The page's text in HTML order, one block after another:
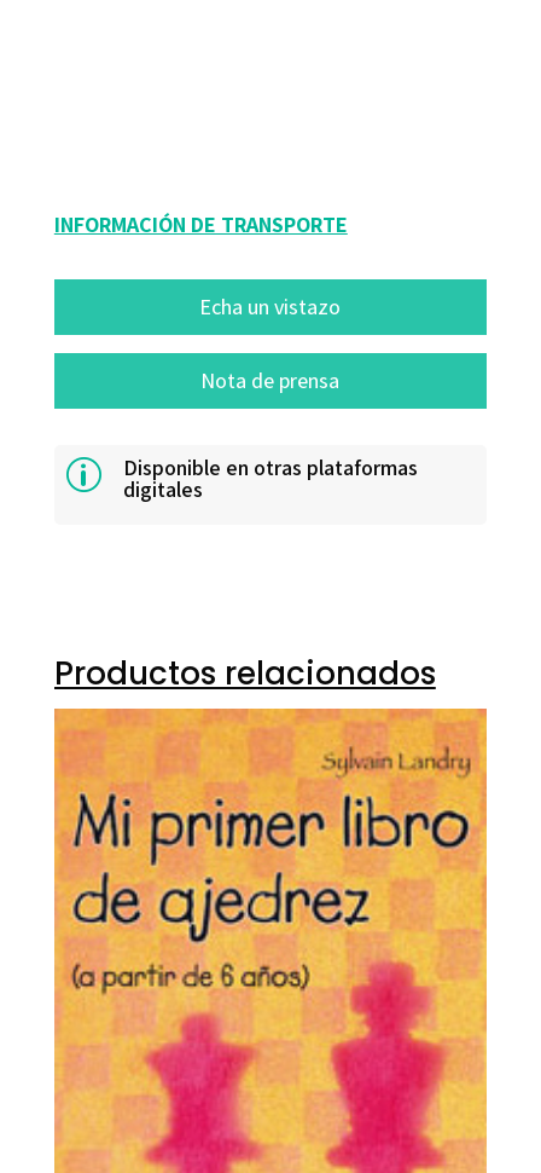
INFORMACIÓN DE TRANSPORTE
Echa un vistazo
Nota de prensa
p Disponible en otras plataformas
digitales
Productos relacionados